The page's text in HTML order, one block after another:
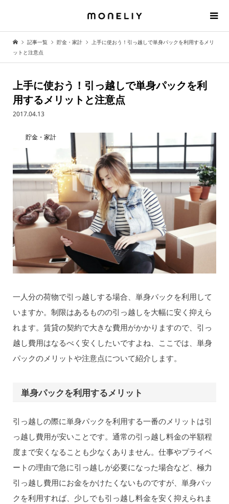
記事一覧 貯金・家計
上手に使おう！引っ越しで単身パックを利用するメリ
ットと注意点
上手に使おう！引っ越しで単身パックを利
用するメリットと注意点
2017.04.13
貯金・家計
一人分の荷物で引っ越しする場合、単身パックを利用して
いますか。制限はあるものの引っ越しを大幅に安く抑えら
れます。賃貸の契約で大きな費用がかかりますので、引っ
越し費用はなるべく安くしたいですよね、ここでは、単身
パックのメリットや注意点について紹介します。
単身パックを利用するメリット
引っ越しの際に単身パックを利用する一番のメリットは引
っ越し費用が安いことです。通常の引っ越し料金の半額程
度まで安くなることも少なくありません。仕事やプライベ
ートの理由で急に引っ越しが必要になった場合など、極力
引っ越し費用にお金をかけたくないものですが、単身パッ
クを利用すれば、少しでも引っ越し料金を安く抑えられま